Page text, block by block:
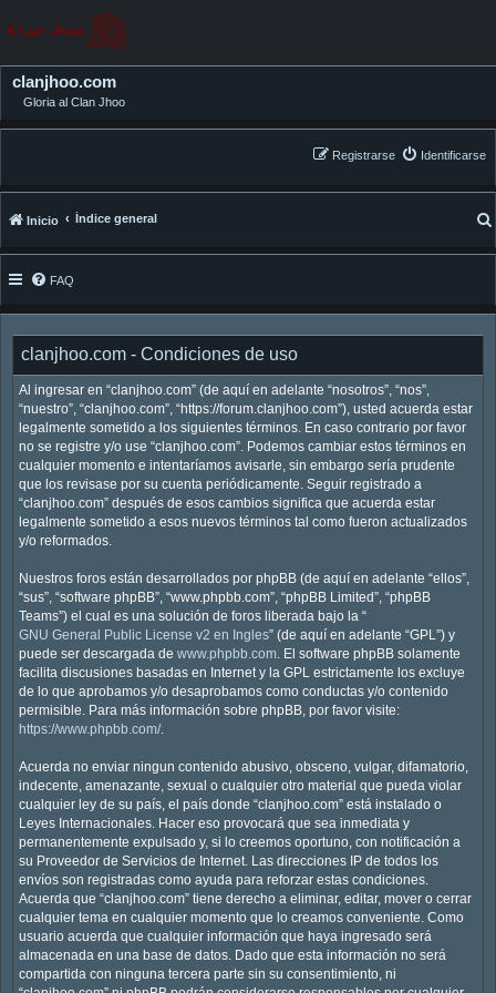
clanjhoo.com
Gloria al Clan Jhoo
Identificarse
Registrarse
Inicio Índice general
FAQ
clanjhoo.com - Condiciones de uso
Al ingresar en “clanjhoo.com” (de aquí en adelante “nosotros”, “nos”,
“nuestro”, “clanjhoo.com”, “https://forum.clanjhoo.com”), usted acuerda estar
legalmente sometido a los siguientes términos. En caso contrario por favor
no se registre y/o use “clanjhoo.com”. Podemos cambiar estos términos en
cualquier momento e intentaríamos avisarle, sin embargo sería prudente
que los revisase por su cuenta periódicamente. Seguir registrado a
“clanjhoo.com” después de esos cambios significa que acuerda estar
legalmente sometido a esos nuevos términos tal como fueron actualizados
y/o reformados.
Nuestros foros están desarrollados por phpBB (de aquí en adelante “ellos”,
“sus”, “software phpBB”, “www.phpbb.com”, “phpBB Limited”, “phpBB
Teams”) el cual es una solución de foros liberada bajo la “
GNU General Public License v2 en Ingles” (de aquí en adelante “GPL”) y
puede ser descargada de www.phpbb.com. El software phpBB solamente
facilita discusiones basadas en Internet y la GPL estrictamente los excluye
de lo que aprobamos y/o desaprobamos como conductas y/o contenido
permisible. Para más información sobre phpBB, por favor visite:
https://www.phpbb.com/.
Acuerda no enviar ningun contenido abusivo, obsceno, vulgar, difamatorio,
indecente, amenazante, sexual o cualquier otro material que pueda violar
cualquier ley de su país, el país donde “clanjhoo.com” está instalado o
Leyes Internacionales. Hacer eso provocará que sea inmediata y
permanentemente expulsado y, si lo creemos oportuno, con notificación a
su Proveedor de Servicios de Internet. Las direcciones IP de todos los
envíos son registradas como ayuda para reforzar estas condiciones.
Acuerda que “clanjhoo.com” tiene derecho a eliminar, editar, mover o cerrar
cualquier tema en cualquier momento que lo creamos conveniente. Como
usuario acuerda que cualquier información que haya ingresado será
almacenada en una base de datos. Dado que esta información no será
compartida con ninguna tercera parte sin su consentimiento, ni